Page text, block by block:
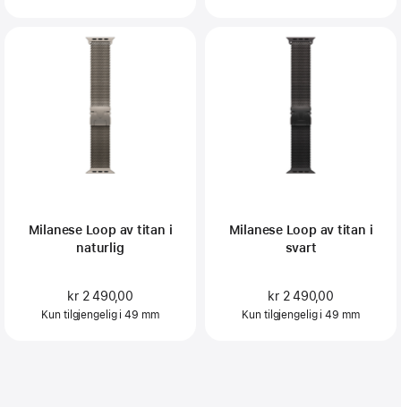
Milanese Loop av titan i
naturlig
kr 2 490,00
Kun tilgjengelig i 49 mm
Milanese Loop av titan i
svart
kr 2 490,00
Kun tilgjengelig i 49 mm